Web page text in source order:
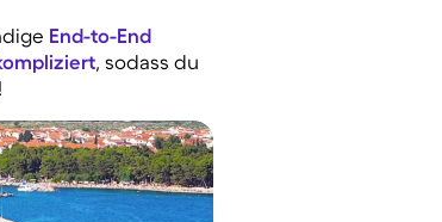
End-to-End
, sodass du